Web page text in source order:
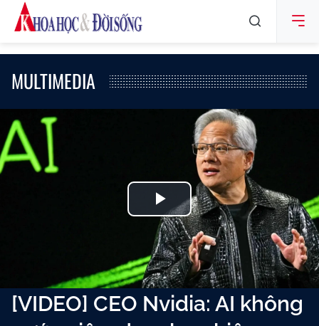
MULTIMEDIA
Play
Video
[VIDEO] CEO Nvidia: AI không